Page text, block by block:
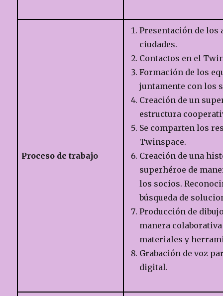
Proceso de trabajo
Presentación de los
ciudades.
Contactos en el
Formación de los
juntamente con los
Creación de un
estructura
Se comparten los
Twinspace.
Creación de una
superhéroe de
los socios.
búsqueda de
Producción de
manera
materiales y
Grabación de voz
digital.